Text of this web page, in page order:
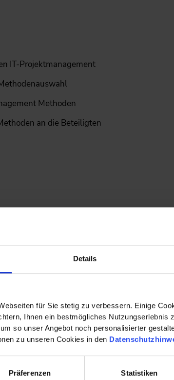
Details
für Sie stetig zu verbessern. Einige
Ihnen ein bestmögliches Nutzungserlebnis
so unser Angebot noch personalisierter
zu unseren Cookies in den
Präferenzen Statistiken
IT-Projektmanagement
Methoden
an die Beteiligten
„Grundlagenwissen agiles und
richtet sich an Fachkräfte,
aufbauen wollen.
konzipiert?
Scherer, Education & Qualification,
Electronics, Bertrandt Group, Bertrandt